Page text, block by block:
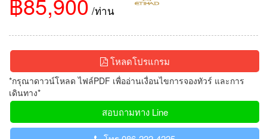
/ท่าน
โหลดโปรแกรม
*กรุณาดาวน์โหลด ไฟล์PDF เพื่ออ่านเงื่อนไขการจองทัวร์ และการ
เดินทาง*
สอบถามทาง Line